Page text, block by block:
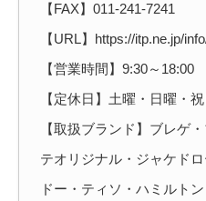
【FAX】011-241-7241
【URL】https://itp.ne.jp/
【営業時間】9:30～18:00
【定休日】土曜・日曜・祝
【取扱ブランド】ブレゲ
テオリジナル・ジャケド
ドー・ティソ・ハミルト